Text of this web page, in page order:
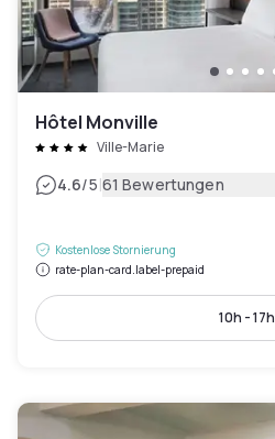
Hôtel Monville
Ville-Marie
4.6/5|61 Bewertungen
Kostenlose Stornierung
rate-plan-card.label-prepaid
10h - 17h